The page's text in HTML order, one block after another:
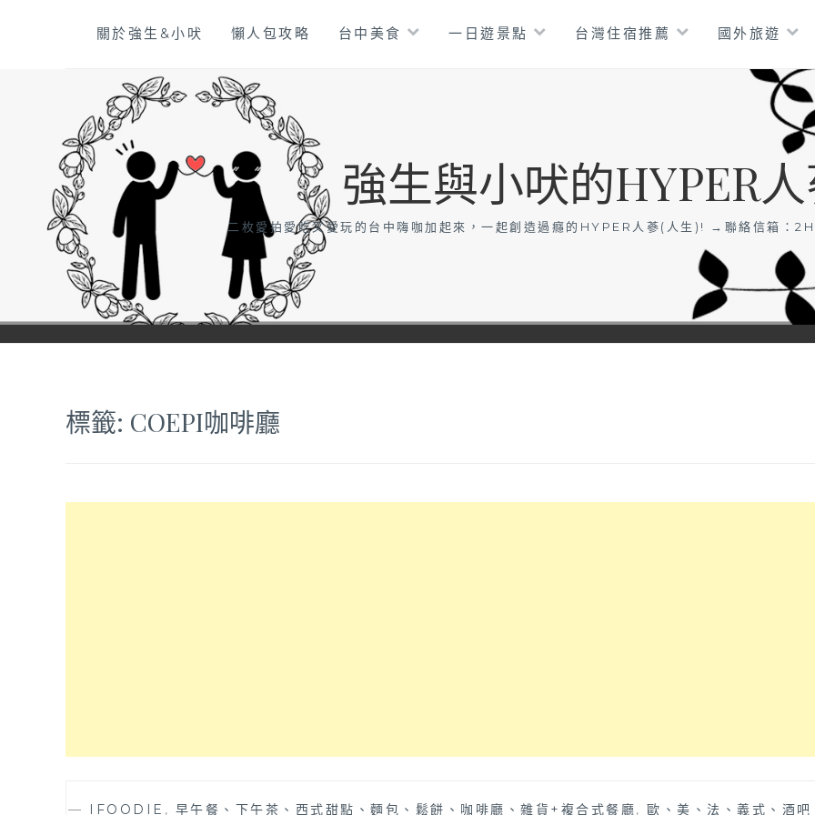
關於強生&小吠 懶人包攻略 台中美食 一日遊景點 台灣住宿推薦 國外旅遊
強生與小吠的HYPER
二枚愛拍愛吃又愛玩的台中嗨咖加起來，一起創造過癮的HYPER人蔘(人生)! →聯絡信箱：
標籤: COEPI咖啡廳
— IFOODIE , 早午餐、下午茶、西式甜點、麵包、鬆餅、咖啡廳、雜貨+複合式餐廳, 歐、美、法、義式、酒吧